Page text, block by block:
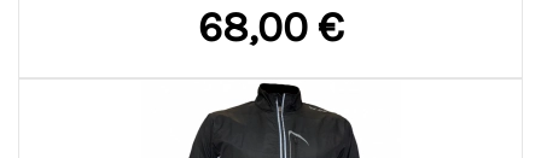
68,00 €